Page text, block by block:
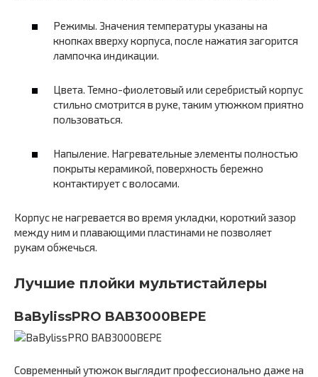
Режимы. Значения температуры указаны на
кнопках вверху корпуса, после нажатия загорится
лампочка индикации.
Цвета. Темно-фиолетовый или серебристый корпус
стильно смотрится в руке, таким утюжком приятно
пользоваться.
Напыление. Нагревательные элементы полностью
покрыты керамикой, поверхность бережно
контактирует с волосами.
Корпус не нагревается во время укладки, короткий зазор
между ним и плавающими пластинами не позволяет
рукам обжечься.
Лучшие плойки мультистайлеры
BaBylissPRO BAB3000BEPE
Современный утюжок выглядит профессионально даже на